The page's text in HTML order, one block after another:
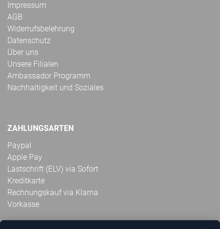
Impressum
AGB
Widerrufsbelehrung
Datenschutz
Über uns
Unsere Filialen
Ambassador Programm
Nachhaltigkeit und Soziales
ZAHLUNGSARTEN
Paypal
Apple Pay
Lastschrift (ELV) via Sofort
Kreditkarte
Rechnungskauf via Klarna
Vorkasse